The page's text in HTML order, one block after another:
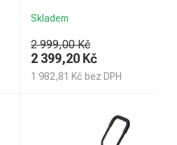
Skladem
2 999,00 Kč
2 399,20 Kč
1 982,81 Kč bez DPH